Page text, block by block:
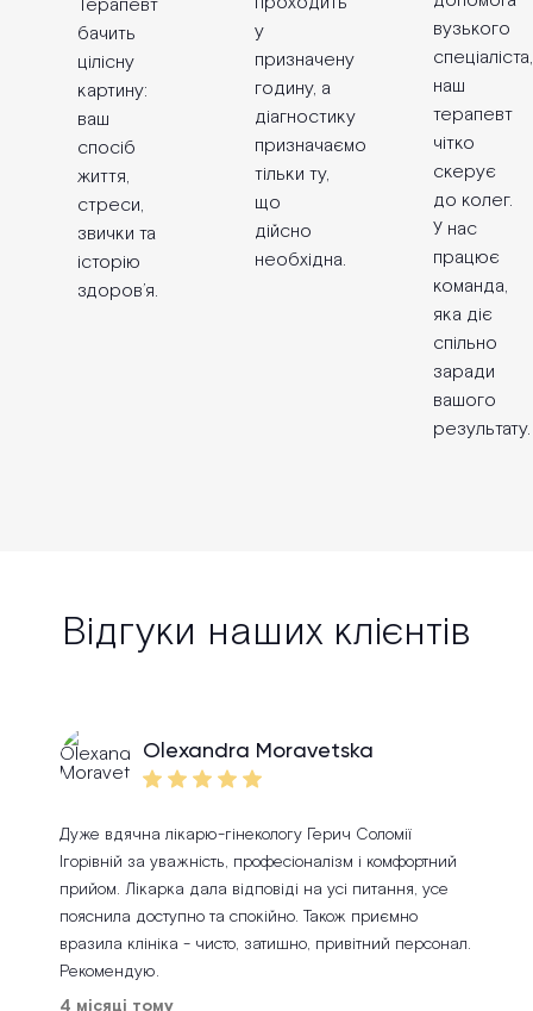
Терапевт
бачить
цілісну
картину:
ваш
спосіб
життя,
стреси,
звички та
історію
здоров’я.
у
призначену
годину, а
діагностику
призначаємо
тільки ту,
що
дійсно
необхідна.
вузького
спеціаліста,
наш
терапевт
чітко
скерує
до колег.
У нас
працює
команда,
яка діє
спільно
заради
вашого
результату.
Відгуки наших клієнтів
Olexandra Moravetska
Дуже вдячна лікарю-гінекологу Герич Соломії
Ігорівній за уважність, професіоналізм і комфортний
прийом. Лікарка дала відповіді на усі питання, усе
пояснила доступно та спокійно. Також приємно
вразила клініка - чисто, затишно, привітний персонал.
Рекомендую.
4 місяці тому